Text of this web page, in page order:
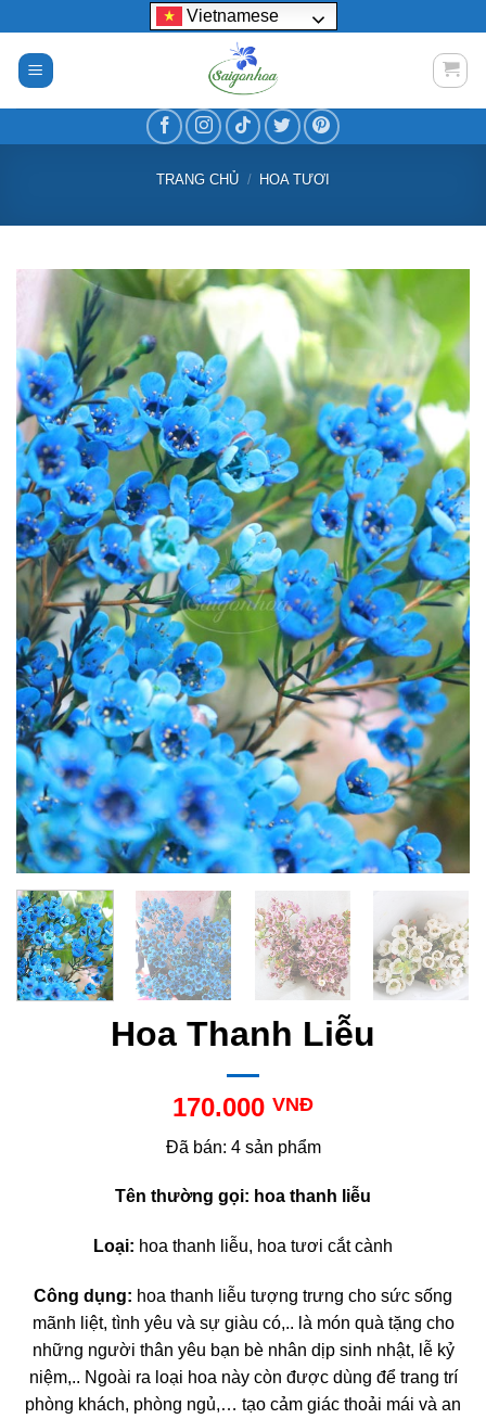
nội
dung
Vietnamese
TRANG CHỦ / HOA TƯƠI
Hoa Thanh Liễu
170.000 VNĐ
Đã bán: 4 sản phẩm
Tên thường gọi: hoa thanh liễu
Loại: hoa thanh liễu, hoa tươi cắt cành
Công dụng: hoa thanh liễu tượng trưng cho sức sống
mãnh liệt, tình yêu và sự giàu có,.. là món quà tặng cho
những người thân yêu bạn bè nhân dịp sinh nhật, lễ kỷ
niệm,.. Ngoài ra loại hoa này còn được dùng để trang trí
phòng khách, phòng ngủ,… tạo cảm giác thoải mái và an